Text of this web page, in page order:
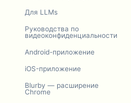
Для LLMs
Руководства по
видеоконфиденциальности
Android-приложение
iOS-приложение
Blurby — расширение
Chrome